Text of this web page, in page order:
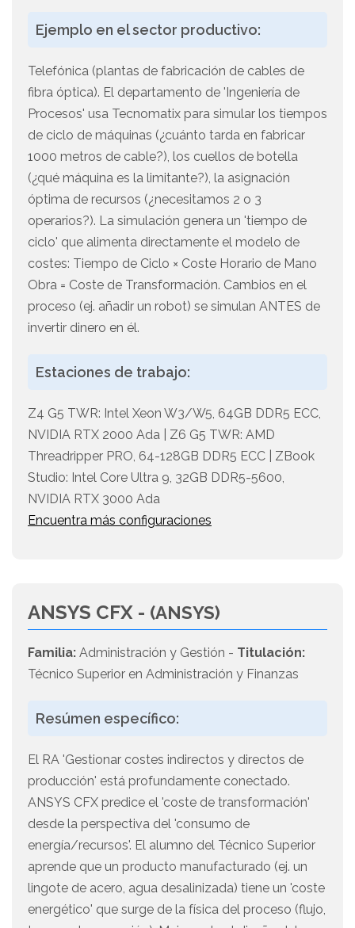
Ejemplo en el sector productivo:
Telefónica (plantas de fabricación de cables de
fibra óptica). El departamento de 'Ingeniería de
Procesos' usa Tecnomatix para simular los tiempos
de ciclo de máquinas (¿cuánto tarda en fabricar
1000 metros de cable?), los cuellos de botella
(¿qué máquina es la limitante?), la asignación
óptima de recursos (¿necesitamos 2 o 3
operarios?). La simulación genera un 'tiempo de
ciclo' que alimenta directamente el modelo de
costes: Tiempo de Ciclo × Coste Horario de Mano
Obra = Coste de Transformación. Cambios en el
proceso (ej. añadir un robot) se simulan ANTES de
invertir dinero en él.
Estaciones de trabajo:
Z4 G5 TWR: Intel Xeon W3/W5, 64GB DDR5 ECC,
NVIDIA RTX 2000 Ada | Z6 G5 TWR: AMD
Threadripper PRO, 64-128GB DDR5 ECC | ZBook
Studio: Intel Core Ultra 9, 32GB DDR5-5600,
NVIDIA RTX 3000 Ada
Encuentra más configuraciones
ANSYS CFX - (ANSYS)
Familia: Administración y Gestión - Titulación:
Técnico Superior en Administración y Finanzas
Resúmen específico:
El RA 'Gestionar costes indirectos y directos de
producción' está profundamente conectado.
ANSYS CFX predice el 'coste de transformación'
desde la perspectiva del 'consumo de
energía/recursos'. El alumno del Técnico Superior
aprende que un producto manufacturado (ej. un
lingote de acero, agua desalinizada) tiene un 'coste
energético' que surge de la física del proceso (flujo,